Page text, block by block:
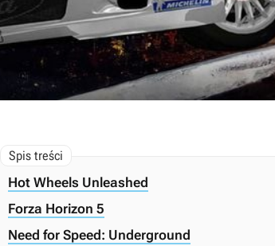
Hot Wheels Unleashed
Forza Horizon 5
Need for Speed: Underground